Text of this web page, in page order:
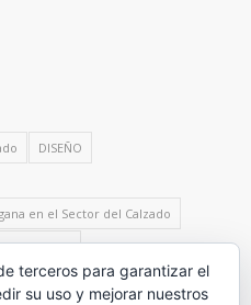
DISEÑO
en el Sector del Calzado
Calzado
el sector del calzado
terceros para garantizar el
su uso y mejorar nuestros